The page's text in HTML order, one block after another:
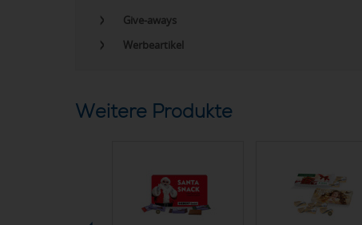
Give-aways
Werbeartikel
Weitere Produkte